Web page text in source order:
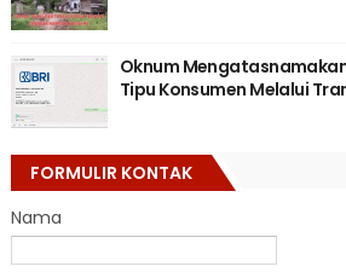
Oknum
Tipu Konsumen Melalui
FORMULIR KONTAK
Nama